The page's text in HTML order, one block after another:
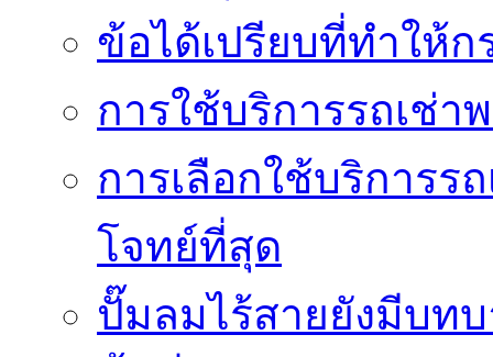
ข้อได้เปรียบที่ทำให้ก
การใช้บริการรถเช่
การเลือกใช้บริการร
โจทย์ที่สุด
ปั๊มลมไร้สายยังมีบท